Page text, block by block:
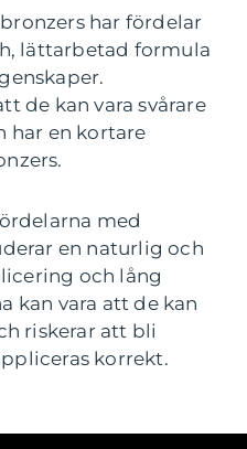
har fördelar
lättarbetad formula
de kan vara svårare
har en kortare
med
en naturlig och
och lång
kan vara att de kan
riskerar att bli
korrekt.